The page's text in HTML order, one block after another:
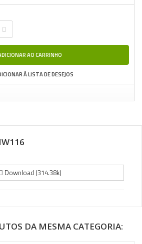
AO CARRINHO
À LISTA DE DESEJOS
Download (314.38k)
DA MESMA CATEGORIA: